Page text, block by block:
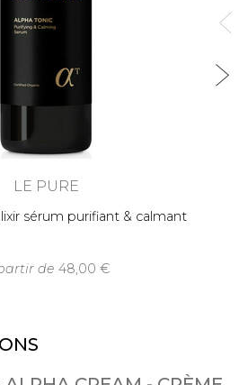
LE PURE
sérum purifiant & calmant
de 48,00